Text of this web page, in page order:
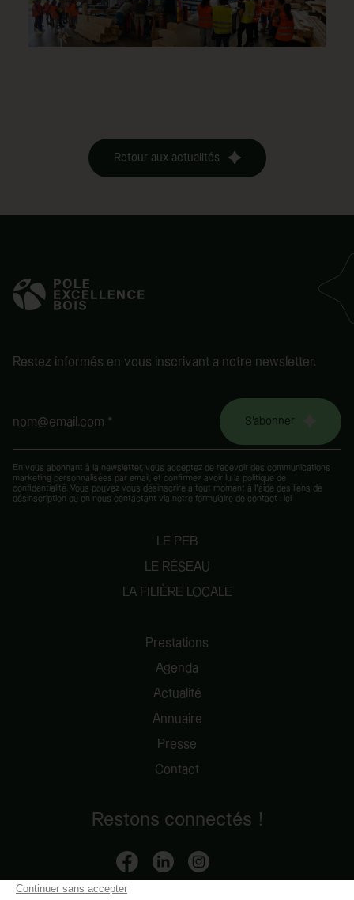
Retour aux actualités
Restez informés en vous inscrivant a notre newsletter.
nom@email.com * S'abonner
En vous abonnant à la newsletter, vous acceptez de recevoir des communications
marketing personnalisées par email, et confirmez avoir lu la politique de
confidentialité . Vous pouvez vous désinscrire à tout moment à l’aide des liens de
désinscription ou en nous contactant via notre formulaire de contact : ici
LE PEB
LE RÉSEAU
LA FILIÈRE LOCALE
Prestations
Agenda
Actualité
Annuaire
Presse
Contact
Restons connectés !